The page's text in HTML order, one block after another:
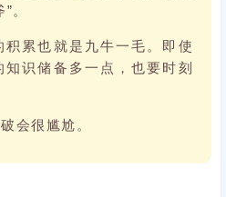
。
积累也就是九牛一毛。即使
识储备多一点，也要时刻
会很尴尬。